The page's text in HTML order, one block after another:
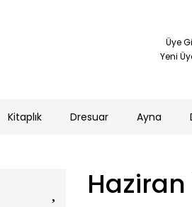
Üye
Yeni
Kitaplık Dresuar Ayna